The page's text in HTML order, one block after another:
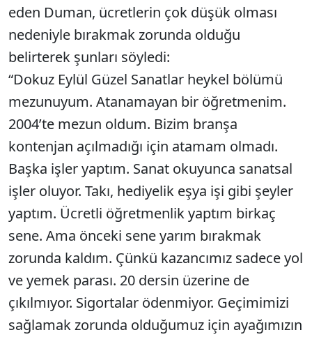
eden Duman, ücretlerin çok düşük olması
nedeniyle bırakmak zorunda olduğu
belirterek şunları söyledi:
“Dokuz Eylül Güzel Sanatlar heykel bölümü
mezunuyum. Atanamayan bir öğretmenim.
2004’te mezun oldum. Bizim branşa
kontenjan açılmadığı için atamam olmadı.
Başka işler yaptım. Sanat okuyunca sanatsal
işler oluyor. Takı, hediyelik eşya işi gibi şeyler
yaptım. Ücretli öğretmenlik yaptım birkaç
sene. Ama önceki sene yarım bırakmak
zorunda kaldım. Çünkü kazancımız sadece yol
ve yemek parası. 20 dersin üzerine de
çıkılmıyor. Sigortalar ödenmiyor. Geçimimizi
sağlamak zorunda olduğumuz için ayağımızın